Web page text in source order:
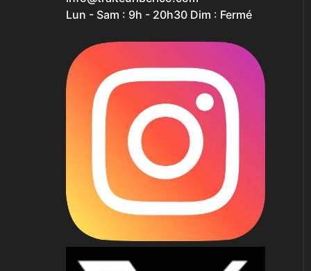
Traiteur Espagnol à Paris | Traiteur
ibérico
153 Av. de Flandre, 75019 Paris
09 73 03 39 59
info@traiteuriberico.com
Lun - Sam : 9h - 20h30 Dim : Fermé